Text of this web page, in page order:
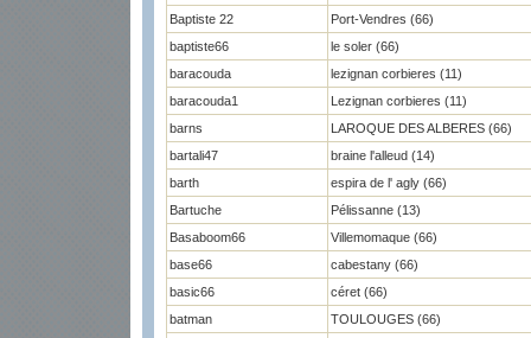
Baptiste 22
Port-Vendres (66)
baptiste66
le soler (66)
baracouda
lezignan corbieres (11)
baracouda1
Lezignan corbieres (11)
barns
LAROQUE DES ALBERES (66)
bartali47
braine l'alleud (14)
barth
espira de l' agly (66)
Bartuche
Pélissanne (13)
Basaboom66
Villemomaque (66)
base66
cabestany (66)
basic66
céret (66)
batman
TOULOUGES (66)